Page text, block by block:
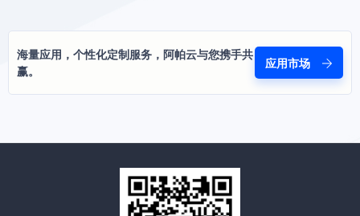
海量应用，个性化定制服务，阿帕云与您携手共
赢。
应用市场